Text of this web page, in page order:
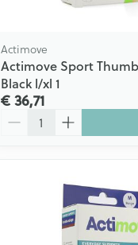
Actimove
Actimove Sport
Black l/xl 1
€ 36,71